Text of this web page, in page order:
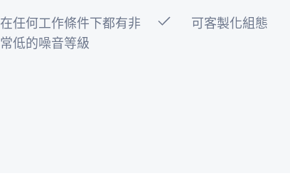
在任何工作條件下都有非
常低的噪音等級
可客製化組態